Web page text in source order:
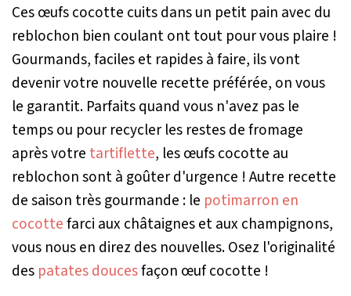
Ces œufs cocotte cuits dans un petit pain avec du
reblochon bien coulant ont tout pour vous plaire !
Gourmands, faciles et rapides à faire, ils vont
devenir votre nouvelle recette préférée, on vous
le garantit. Parfaits quand vous n'avez pas le
temps ou pour recycler les restes de fromage
après votre tartiflette, les œufs cocotte au
reblochon sont à goûter d'urgence ! Autre recette
de saison très gourmande : le potimarron en
cocottefarci aux châtaignes et aux champignons,
vous nous en direz des nouvelles. Osez l'originalité
des patates doucesfaçon œuf cocotte !